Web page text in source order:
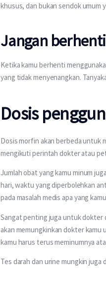
khusus, dan bukan sendok umum
Jangan
Ketika kamu berhenti
yang tidak menyenangkan.
Dosis
Dosis morfin akan berbeda untuk
mengikuti perintah dokter atau
Jumlah obat yang kamu minum
hari, waktu yang diperbolehkan
pada masalah medis apa yang
Sangat penting juga untuk dokter
akan memungkinkan dokter
kamu harus terus meminumnya
Tes darah dan urine mungkin